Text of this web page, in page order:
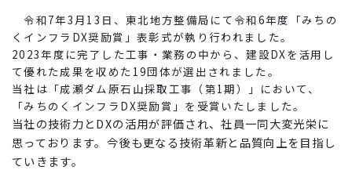
海外事業
NISEKO PROJECTS
閉じる
令和7年3月13日、東北地方整備局にて令和6年度「みちの
くインフラDX奨励賞」表彰式が執り行われました。
2023年度に完了した工事・業務の中から、建設DXを活用し
て優れた成果を収めた19団体が選出されました。
当社は「成瀬ダム原石山採取工事（第1期）」において、
「みちのくインフラDX奨励賞」を受賞いたしました。
当社の技術力とDXの活用が評価され、社員一同大変光栄に
思っております。 今後も更なる技術革新と品質向上を目指し
ていきます。